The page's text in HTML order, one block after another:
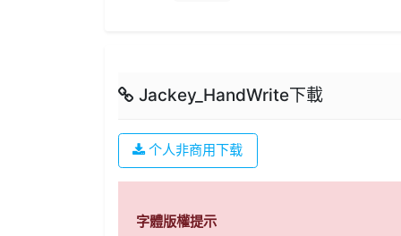
Jackey_HandWrite下載
个人非商用下载
字體版權提示